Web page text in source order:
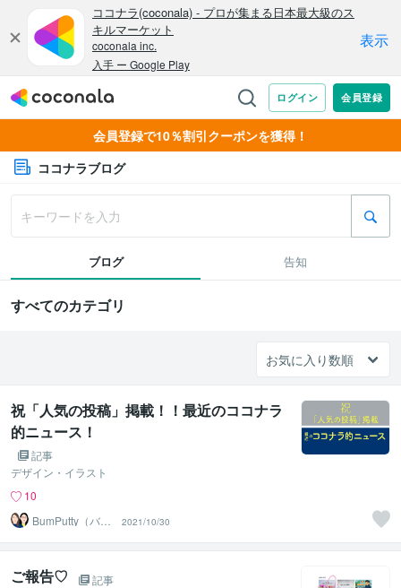
会員登録で10％割引クーポンを獲得！
ココナラブログ
ブログ 告知
すべてのカテゴリ
祝「人気の投稿」掲載！！最近のココナラ
的ニュース！
記事
デザイン・イラスト
10
BumPutty（バン
2021/10/30
ご報告♡
記事